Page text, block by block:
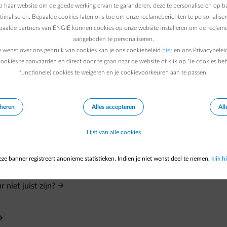
je dit aanvragen via je klantenzone.
niet juist zijn?
haar website om de goede werking ervan te garanderen, deze te personaliseren op
Bepaalde cookies laten ons toe om onze reclameberichten te
partners van ENGIE kunnen cookies op onze website installeren om de
aangeboden te personaliseren.
over ons gebruik van cookies kan je ons cookiebeleid hieren ons
te aanvaarden en direct door te gaan naar de website of klik op "Je cookies
functionele) cookies te weigeren en je cookievoorkeuren aan te passen.
Alles accepteren
Lijst van alle cookies
banner registreert anonieme statistieken. Indien je niet wenst deel te nemen, klik